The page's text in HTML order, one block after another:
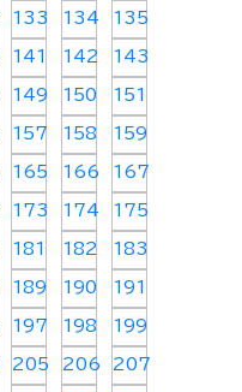
133 134 135
141 142 143
149 150 151
157 158 159
165 166 167
173 174 175
181 182 183
189 190 191
197 198 199
205 206 207